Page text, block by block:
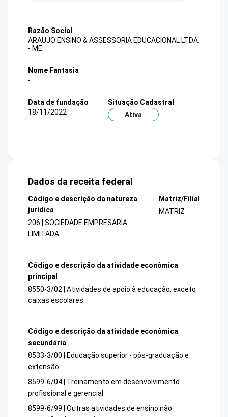
Razão Social
ARAUJO ENSINO & ASSESSORIA EDUCACIONAL LTDA.
- ME
Nome Fantasia
-
Data de fundação
18/11/2022
Situação Cadastral
Ativa
Dados da receita federal
Código e descrição da natureza
jurídica
206 | SOCIEDADE EMPRESARIA
LIMITADA
Matriz/Filial
MATRIZ
Código e descrição da atividade econômica
principal
8550-3/02 | Atividades de apoio à educação, exceto
caixas escolares
Código e descrição da atividade econômica
secundária
8533-3/00 | Educação superior - pós-graduação e
extensão
8599-6/04 | Treinamento em desenvolvimento
profissional e gerencial
8599-6/99 | Outras atividades de ensino não